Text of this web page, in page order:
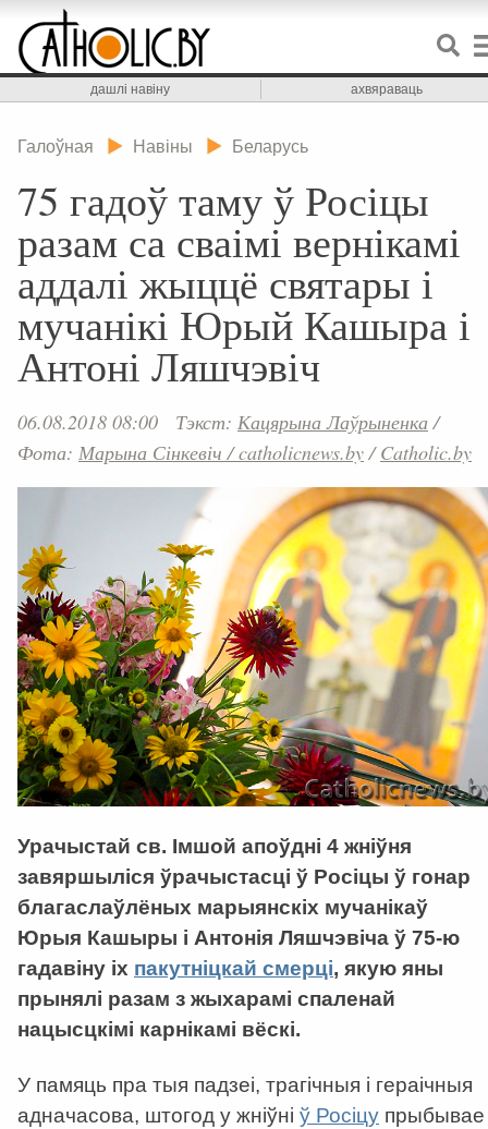
дашлі навіну ахвяраваць
Галоўная Навіны Беларусь
75 гадоў таму ў Росіцы
разам са сваімі вернікамі
аддалі жыццё святары і
мучанікі Юрый Кашыра і
Антоні Ляшчэвіч
06.08.2018 08:00 Тэкст: Кацярына Лаўрыненка/
Фота: Марына Сінкевіч / catholicnews.by/Catholic.by
Урачыстай св. Імшой апоўдні 4 жніўня
завяршыліся ўрачыстасці ў Росіцы ў гонар
благаслаўлёных марыянскіх мучанікаў
Юрыя Кашыры і Антонія Ляшчэвіча ў 75-ю
гадавіну іх пакутніцкай смерці, якую яны
прынялі разам з жыхарамі спаленай
нацысцкімі карнікамі вёскі.
У памяць пра тыя падзеі, трагічныя і гераічныя
адначасова, штогод у жніўні ў Росіцу прыбывае